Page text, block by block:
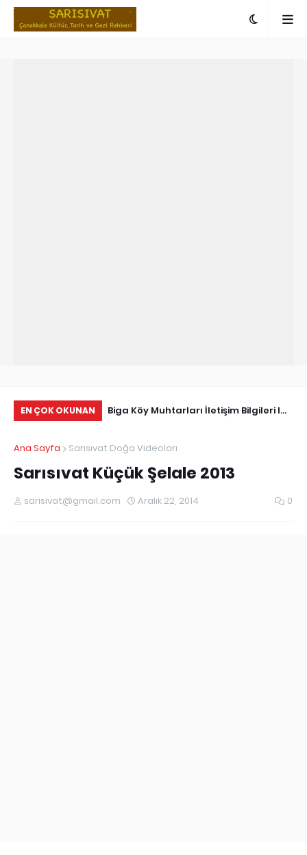
EN ÇOK OKUNAN
Biga Köy Muhtarları İletişim Bilgileri I
Ana Sayfa Sarısıvat Doğa Videoları
Sarısıvat Küçük Şelale 2013
sarisivat@gmail.com Aralık 22, 2014 0